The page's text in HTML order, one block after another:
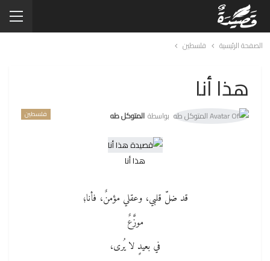
الصفحة الرئيسية فلسطين
هذا أنا
فلسطين بواسطة المتوكل طه
هذا أنا
قد ضلّ قلبي، وعقلي مؤمنٌ، فأنا؛
موزَّعٌ
في بعيدٍ لا يُرى،